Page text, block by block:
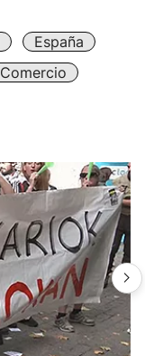
España
Comercio